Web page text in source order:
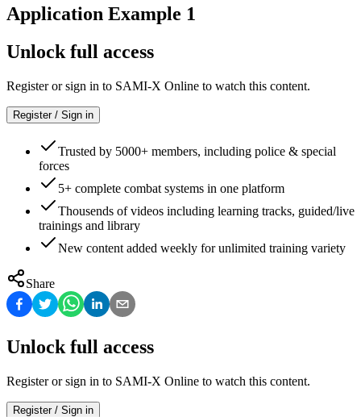
Application Example 1
Unlock full access
Register or sign in to SAMI-X Online to watch this content.
Register / Sign in
Trusted by 5000+ members, including police & special
forces
5+ complete combat systems in one platform
Thousends of videos including learning tracks, guided/live
trainings and library
New content added weekly for unlimited training variety
Share
Unlock full access
Register or sign in to SAMI-X Online to watch this content.
Register / Sign in